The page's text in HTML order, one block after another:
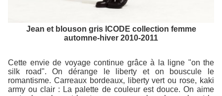
Jean et blouson gris ICODE collection femme
automne-hiver 2010-2011
Cette envie de voyage continue grâce à la ligne "on the
silk road". On dérange le liberty et on bouscule le
romantisme. Carreaux bordeaux, liberty vert ou rose, kaki
army ou clair : La palette de couleur est douce. On aime